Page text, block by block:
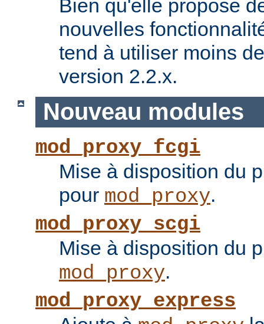
Bien qu'elle propose
nouvelles
tend à utiliser moins
version 2.2.x.
Nouveau modules
mod_proxy_fcgi
Mise à disposition du
pour mod_proxy.
mod_proxy_scgi
Mise à disposition du
mod_proxy.
mod_proxy_express